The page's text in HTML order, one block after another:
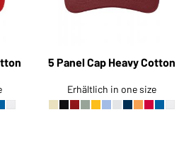
5 Panel Cap Heavy Cotton
Erhältlich in one size